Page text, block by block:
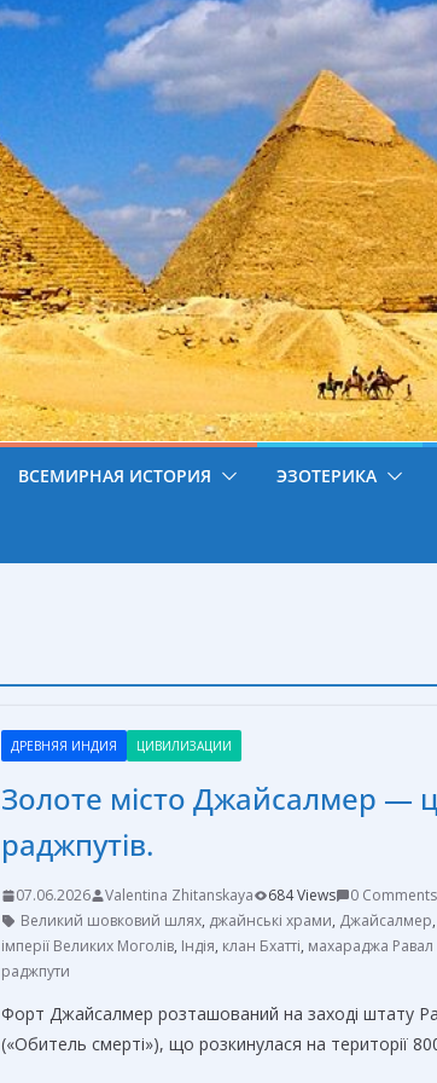
ВСЕМИРНАЯ ИСТОРИЯ ЭЗОТЕРИКА
ДРЕВНЯЯ ИНДИЯ ЦИВИЛИЗАЦИИ
Золоте місто Джайсалмер —
раджпутів.
07.06.2026 Valentina Zhitanskaya 684 Views
0 Comments
Великий шовковий шлях, джайнські храми, Джайсалмер,
імперії Великих Моголів, Індія, клан Бхатті, махараджа
раджпути
Форт Джайсалмер розташований на заході штату
(«Обитель смерті»), що розкинулася на території